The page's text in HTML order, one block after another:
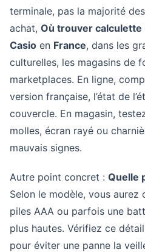
terminale, pas la majorité
achat, Où trouver calculette
Casio en France, dans les
culturelles, les magasins de
marketplaces. En ligne,
version française, l’état de
couvercle. En magasin,
molles, écran rayé ou
mauvais signes.
Autre point concret : Quelle
Selon le modèle, vous aurez
piles AAA ou parfois une
plus hautes. Vérifiez ce
pour éviter une panne la